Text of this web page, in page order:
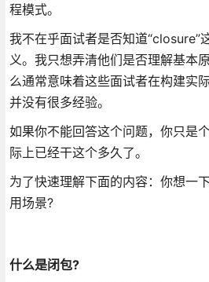
程模式。
我不在乎面试者是否知道“closure”
义。我只想弄清他们是否理解基本
么通常意味着这些面试者在构建实
并没有很多经验。
如果你不能回答这个问题，你只是
际上已经干这个多久了。
为了快速理解下面的内容：你想一
用场景?
什么是闭包?